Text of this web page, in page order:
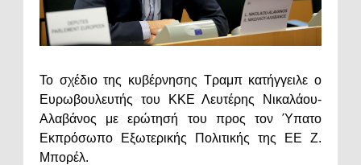
Το σχέδιο της κυβέρνησης Τραμπ κατήγγειλε ο
Ευρωβουλευτής του ΚΚΕ Λευτέρης Νικαλάου-
Αλαβάνος με ερώτησή του προς τον Ύπατο
Εκπρόσωπο Εξωτερικής Πολιτικής της ΕΕ Ζ.
Μπορέλ.